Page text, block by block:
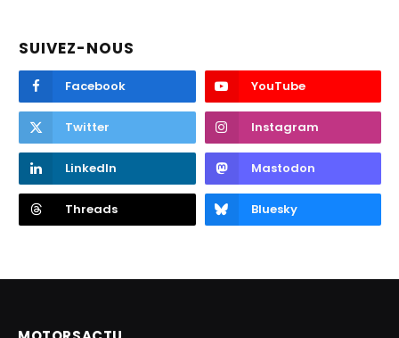
SUIVEZ-NOUS
Facebook YouTube
Twitter Instagram
LinkedIn Mastodon
Threads Bluesky